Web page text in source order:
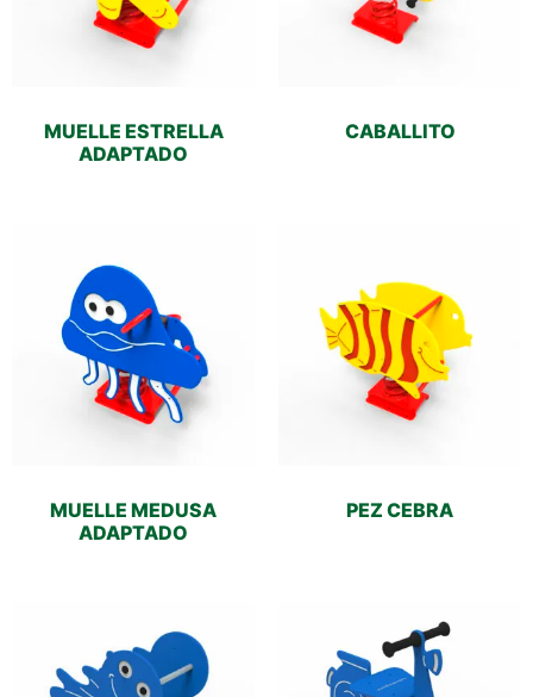
MUELLE ESTRELLA
ADAPTADO
CABALLITO
MUELLE MEDUSA
ADAPTADO
PEZ CEBRA